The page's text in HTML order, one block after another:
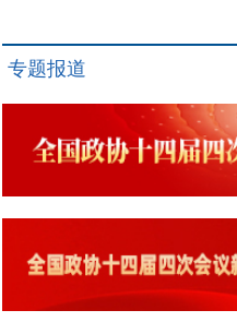
专题报道